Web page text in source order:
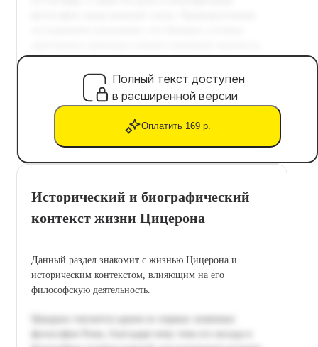
Полный текст доступен
в расширенной версии
Оплатить 169 р.
Исторический и биографический
контекст жизни Цицерона
Данный раздел знакомит с жизнью Цицерона и
историческим контекстом, влияющим на его
философскую деятельность.